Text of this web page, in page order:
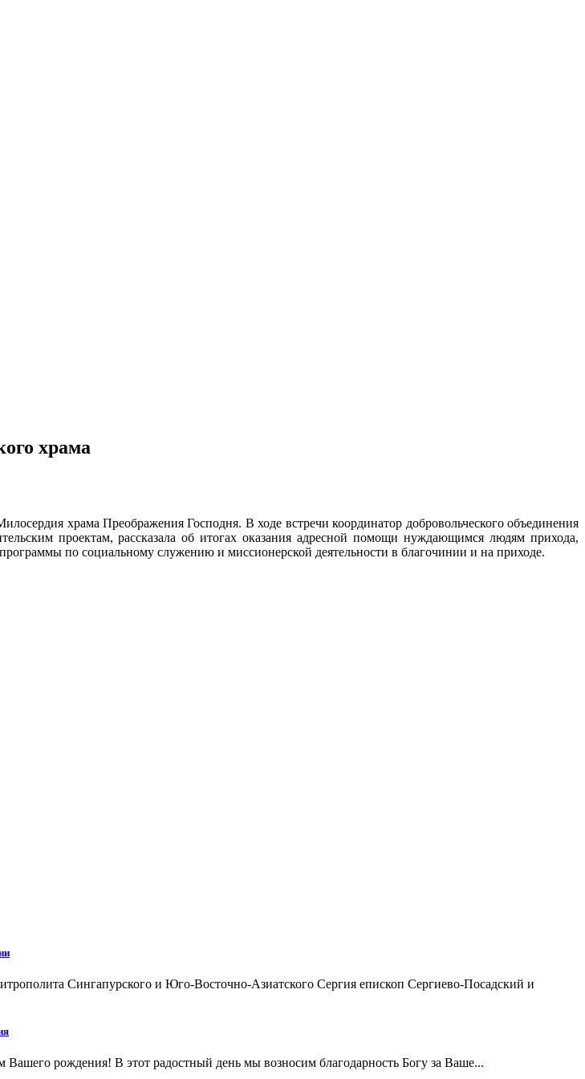
храма
храма Преображения Господня. В ходе встречи координатор добровольческого объединения
проектам, рассказала об итогах оказания адресной помощи нуждающимся людям прихода,
по социальному служению и миссионерской деятельности в благочинии и на приходе.
Сингапурского и Юго-Восточно-Азиатского Сергия епископ Сергиево-Посадский и
рождения! В этот радостный день мы возносим благодарность Богу за Ваше...